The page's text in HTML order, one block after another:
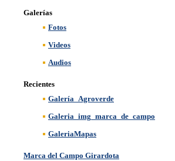
Galerías
Fotos
Videos
Audios
Recientes
Galería_Agroverde
Galeria_img_marca_de_campo
GaleriaMapas
Marca del Campo Girardota